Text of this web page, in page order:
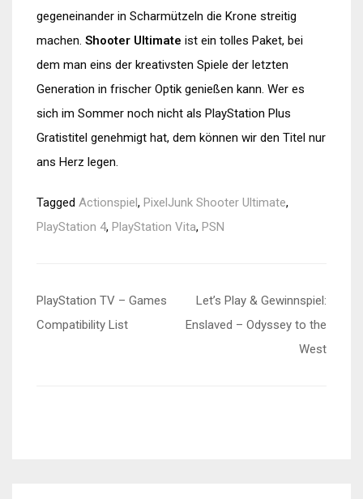
gegeneinander in Scharmützeln die Krone streitig
machen. Shooter Ultimate ist ein tolles Paket, bei
dem man eins der kreativsten Spiele der letzten
Generation in frischer Optik genießen kann. Wer es
sich im Sommer noch nicht als PlayStation Plus
Gratistitel genehmigt hat, dem können wir den Titel nur
ans Herz legen.
Tagged Actionspiel, PixelJunk Shooter Ultimate,
PlayStation 4, PlayStation Vita, PSN
Beitragsnavigation
PlayStation TV – Games
Compatibility List
Let’s Play & Gewinnspiel:
Enslaved – Odyssey to the
West